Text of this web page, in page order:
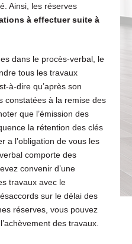
Ainsi, les réserves
à effectuer suite à
dans le procès-verbal, le
tous les travaux
à-dire qu’après son
constatées à la remise des
que l’émission des
la rétention des clés
a l’obligation de vous les
comporte des
convenir d’une
travaux avec le
sur le délai des
réserves, vous pouvez
des travaux.